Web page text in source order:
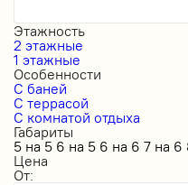
Этажность
2 этажные
1 этажные
Особенности
С баней
С террасой
С комнатой отдыха
Габариты
5 на 5 6 на 5 6 на 6 7 на 6
Цена
От: